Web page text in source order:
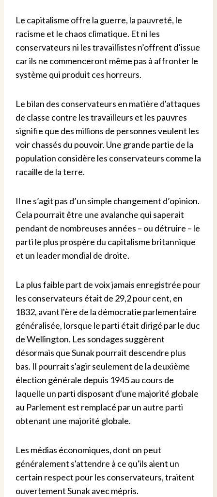
Le capitalisme offre la guerre, la pauvreté, le
racisme et le chaos climatique. Et ni les
conservateurs ni les travaillistes n’offrent d’issue
car ils ne commenceront même pas à affronter le
système qui produit ces horreurs.
Le bilan des conservateurs en matière d'attaques
de classe contre les travailleurs et les pauvres
signifie que des millions de personnes veulent les
voir chassés du pouvoir. Une grande partie de la
population considère les conservateurs comme la
racaille de la terre.
Il ne s’agit pas d’un simple changement d’opinion.
Cela pourrait être une avalanche qui saperait
pendant de nombreuses années – ou détruire – le
parti le plus prospère du capitalisme britannique
et un leader mondial de droite.
La plus faible part de voix jamais enregistrée pour
les conservateurs était de 29,2 pour cent, en
1832, avant l'ère de la démocratie parlementaire
généralisée, lorsque le parti était dirigé par le duc
de Wellington. Les sondages suggèrent
désormais que Sunak pourrait descendre plus
bas. Il pourrait s'agir seulement de la deuxième
élection générale depuis 1945 au cours de
laquelle un parti disposant d'une majorité globale
au Parlement est remplacé par un autre parti
obtenant une majorité globale.
Les médias économiques, dont on peut
généralement s'attendre à ce qu'ils aient un
certain respect pour les conservateurs, traitent
ouvertement Sunak avec mépris.